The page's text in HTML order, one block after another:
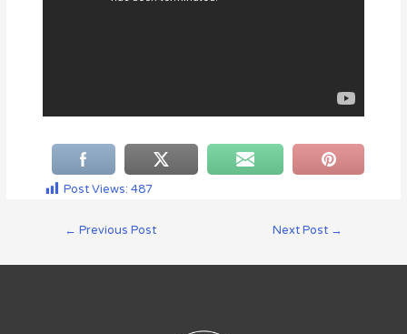
Post Views: 487
← Previous Post Next Post →